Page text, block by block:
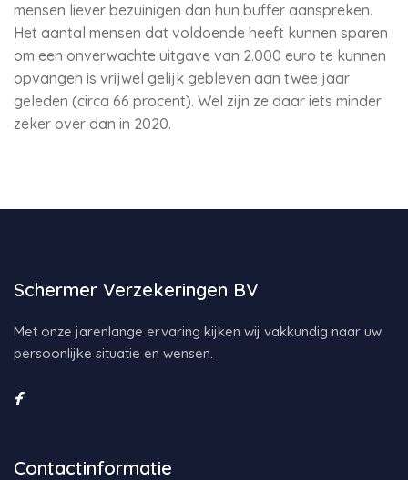
mensen liever bezuinigen dan hun buffer aanspreken.
Het aantal mensen dat voldoende heeft kunnen sparen
om een onverwachte uitgave van 2.000 euro te kunnen
opvangen is vrijwel gelijk gebleven aan twee jaar
geleden (circa 66 procent). Wel zijn ze daar iets minder
zeker over dan in 2020.
Schermer Verzekeringen BV
Met onze jarenlange ervaring kijken wij vakkundig naar uw
persoonlijke situatie en wensen.
Contactinformatie